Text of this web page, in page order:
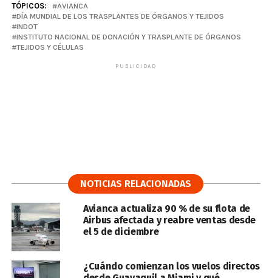
TÓPICOS:
AVIANCA
DÍA MUNDIAL DE LOS TRASPLANTES DE ÓRGANOS Y TEJIDOS
INDOT
INSTITUTO NACIONAL DE DONACIÓN Y TRASPLANTE DE ÓRGANOS
TEJIDOS Y CÉLULAS
PUBLICIDAD
NOTICIAS RELACIONADAS
Avianca actualiza 90 % de su flota de
Airbus afectada y reabre ventas desde
el 5 de diciembre
¿Cuándo comienzan los vuelos directos